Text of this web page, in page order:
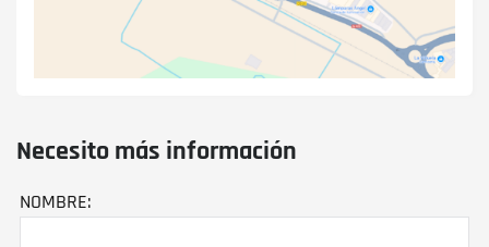
Necesito más información
NOMBRE: